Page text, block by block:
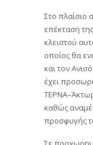
Στο πλαίσιο
επέκταση
κλειστού
οποίος θα
και τον
έχει
καθώς
προσφυγής